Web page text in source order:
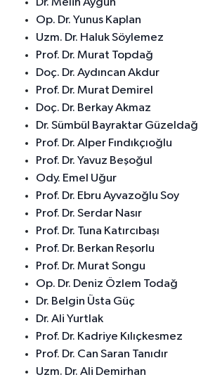
Op. Dr. Yunus Kaplan
Uzm. Dr. Haluk Söylemez
Prof. Dr. Murat Topdağ
Doç. Dr. Aydıncan Akdur
Prof. Dr. Murat Demirel
Doç. Dr. Berkay Akmaz
Dr. Sümbül Bayraktar Güzeldağ
Prof. Dr. Alper Fındıkçıoğlu
Prof. Dr. Yavuz Beşoğul
Ody. Emel Uğur
Prof. Dr. Ebru Ayvazoğlu Soy
Prof. Dr. Serdar Nasır
Prof. Dr. Tuna Katırcıbaşı
Prof. Dr. Berkan Reşorlu
Prof. Dr. Murat Songu
Op. Dr. Deniz Özlem Todağ
Dr. Belgin Üsta Güç
Dr. Ali Yurtlak
Prof. Dr. Kadriye Kılıçkesmez
Prof. Dr. Can Saran Tanıdır
Uzm. Dr. Ali Demirhan